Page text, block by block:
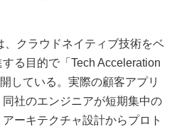
クラウドネイティブ技術をベ
る目的で「Tech Acceleration
している。実際の顧客アプリ
社のエンジニアが短期集中の
ーキテクチャ設計からプロト